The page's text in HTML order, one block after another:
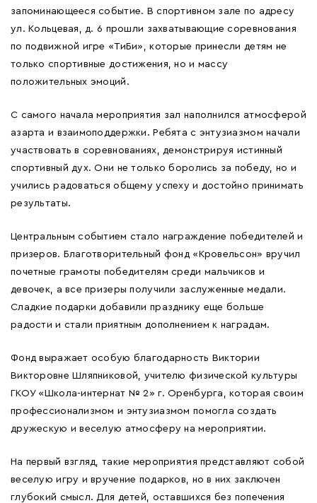
запоминающееся событие. В спортивном зале по адресу
ул. Кольцевая, д. 6 прошли захватывающие соревнования
по подвижной игре «ТиБи», которые принесли детям не
только спортивные достижения, но и массу
положительных эмоций.
С самого начала мероприятия зал наполнился атмосферой
азарта и взаимоподдержки. Ребята с энтузиазмом начали
участвовать в соревнованиях, демонстрируя истинный
спортивный дух. Они не только боролись за победу, но и
учились радоваться общему успеху и достойно принимать
результаты.
Центральным событием стало награждение победителей и
призеров. Благотворительный фонд «Кровельсон» вручил
почетные грамоты победителям среди мальчиков и
девочек, а все призеры получили заслуженные медали.
Сладкие подарки добавили празднику еще больше
радости и стали приятным дополнением к наградам.
Фонд выражает особую благодарность Виктории
Викторовне Шляпниковой, учителю физической культуры
ГКОУ «Школа-интернат № 2» г. Оренбурга, которая своим
профессионализмом и энтузиазмом помогла создать
дружескую и веселую атмосферу на мероприятии.
На первый взгляд, такие мероприятия представляют собой
веселую игру и вручение подарков, но в них заключен
глубокий смысл. Для детей, оставшихся без попечения